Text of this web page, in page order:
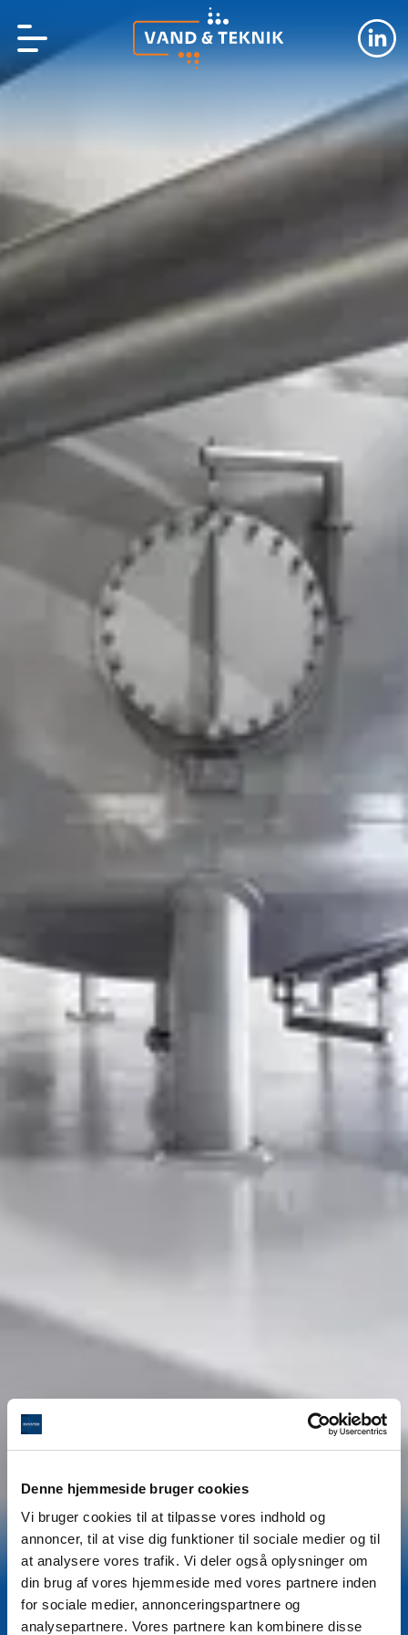
Denne hjemmeside bruger cookies
Vi bruger cookies til at tilpasse vores indhold og
annoncer, til at vise dig funktioner til sociale medier og til
at analysere vores trafik. Vi deler også oplysninger om
din brug af vores hjemmeside med vores partnere inden
for sociale medier, annonceringspartnere og
analysepartnere. Vores partnere kan kombinere disse
Godt og rent drikkevand er ingen